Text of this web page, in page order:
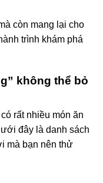
còn mang lại cho
trình khám phá
không thể bỏ
rất nhiều món ăn
đây là danh sách
mà bạn nên thử